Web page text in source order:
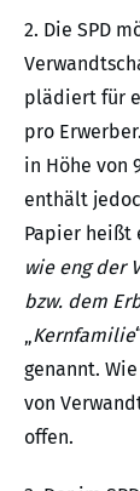
2. Die SPD
plädiert für
pro
in Höhe von
enthält
Papier heißt
wie eng der
bzw. dem
„Kernfamilie
genannt.
von
offen.